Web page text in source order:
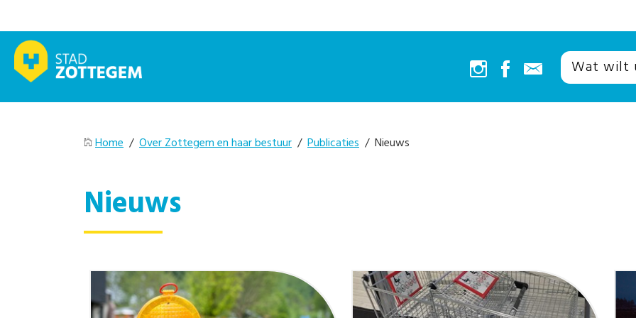
Home / Over Zottegem en haar bestuur / Publicaties / Nieuws
Nieuws